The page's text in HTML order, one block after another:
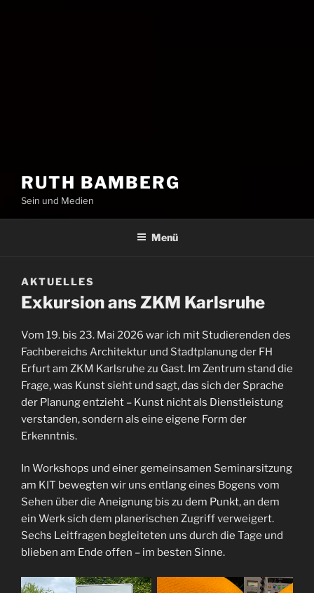
RUTH BAMBERG
Sein und Medien
Menü
AKTUELLES
Exkursion ans ZKM Karlsruhe
Vom 19. bis 23. Mai 2026 war ich mit Studierenden des
Fachbereichs Architektur und Stadtplanung der FH
Erfurt am ZKM Karlsruhe zu Gast. Im Zentrum stand die
Frage, was Kunst sieht und sagt, das sich der Sprache
der Planung entzieht – Kunst nicht als Dienstleistung
verstanden, sondern als eine eigene Form der
Erkenntnis.
In Workshops und einer gemeinsamen Seminarsitzung
am KIT bewegten wir uns entlang eines Bogens vom
Sehen über die Aneignung bis zu dem Punkt, an dem
ein Werk sich dem planerischen Zugriff verweigert.
Sechs Leitfragen begleiteten uns durch die Tage und
blieben am Ende offen – im besten Sinne.